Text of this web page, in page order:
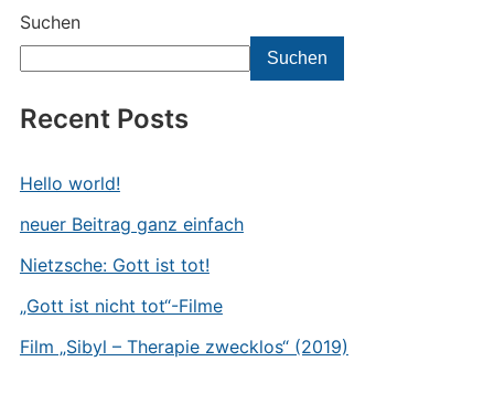
Suchen
Suchen
Recent Posts
Hello world!
neuer Beitrag ganz einfach
Nietzsche: Gott ist tot!
„Gott ist nicht tot“-Filme
Film „Sibyl – Therapie zwecklos“ (2019)